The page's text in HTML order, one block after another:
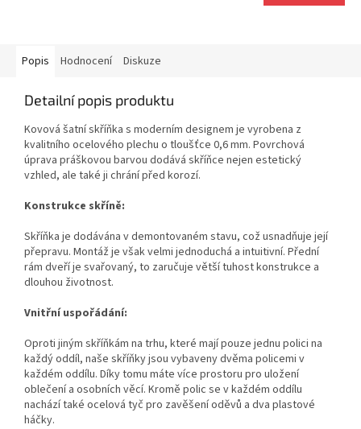
Popis Hodnocení Diskuze
Detailní popis produktu
Kovová šatní skříňka s moderním designem je vyrobena z
kvalitního ocelového plechu o tloušťce 0,6 mm. Povrchová
úprava práškovou barvou dodává skříňce nejen estetický
vzhled, ale také ji chrání před korozí.
Konstrukce skříně:
Skříňka je dodávána v demontovaném stavu, což usnadňuje její
přepravu. Montáž je však velmi jednoduchá a intuitivní. Přední
rám dveří je svařovaný, to zaručuje větší tuhost konstrukce a
dlouhou životnost.
Vnitřní uspořádání:
Oproti jiným skříňkám na trhu, které mají pouze jednu polici na
každý oddíl, naše skříňky jsou vybaveny dvěma policemi v
každém oddílu. Díky tomu máte více prostoru pro uložení
oblečení a osobních věcí. Kromě polic se v každém oddílu
nachází také ocelová tyč pro zavěšení oděvů a dva plastové
háčky.